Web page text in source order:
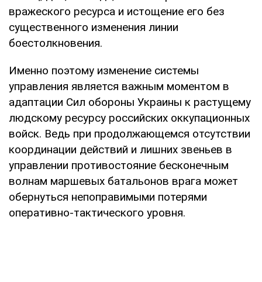
вражеского ресурса и истощение его без
существенного изменения линии
боестолкновения.
Именно поэтому изменение системы
управления является важным моментом в
адаптации Сил обороны Украины к растущему
людскому ресурсу российских оккупационных
войск. Ведь при продолжающемся отсутствии
координации действий и лишних звеньев в
управлении противостояние бесконечным
волнам маршевых батальонов врага может
обернуться непоправимыми потерями
оперативно-тактического уровня.